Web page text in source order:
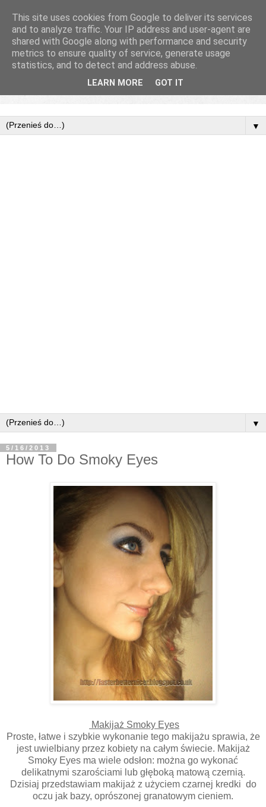
▼
▼
5/16/2013
How To Do Smoky Eyes
Makijaż Smoky Eyes
Proste, łatwe i szybkie wykonanie tego makijażu sprawia, że
jest uwielbiany przez kobiety na całym świecie. Makijaż
Smoky Eyes ma wiele odsłon: można go wykonać
delikatnymi szarościami lub głęboką matową czernią.
Dzisiaj przedstawiam makijaż z użyciem czarnej kredki do
oczu jak bazy, oprószonej granatowym cieniem.
This site uses cookies from Google to deliver its services
and to analyze traffic. Your IP address and user-agent are
shared with Google along with performance and security
metrics to ensure quality of service, generate usage
statistics, and to detect and address abuse.
LEARN MORE GOT IT